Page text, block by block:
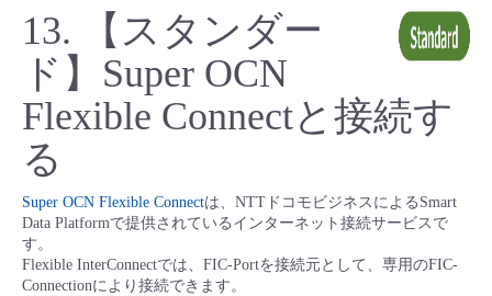
ネットワーク
IoT
モニタリング/監査
サポート
クラウド/サーバー
ネットワーク
IoT
モニタリング/監査
料金情報
料金シミュレーター
データ利活用
クラウド/サーバー
ネットワーク
ご利用開始ガイド
■ 管理機能
■ セットアップガイド
- バックアップ
- セキュリティ・監査
故障/メンテナンス情報
サービス稼働状況
13.
【スタンダー
ド】Super OCN
Flexible Connectと接続す
る
Super OCN Flexible Connectは、NTTドコモビジネスによるSmart
Data Platformで提供されているインターネット接続サービスで
す。
Flexible InterConnectでは、FIC-Portを接続元として、専用のFIC-
Connectionにより接続できます。